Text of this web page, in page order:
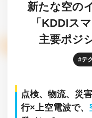
新たな空の
「KDDIス
主要ポジ
テ
点検、物流、災
行×上空電波で、